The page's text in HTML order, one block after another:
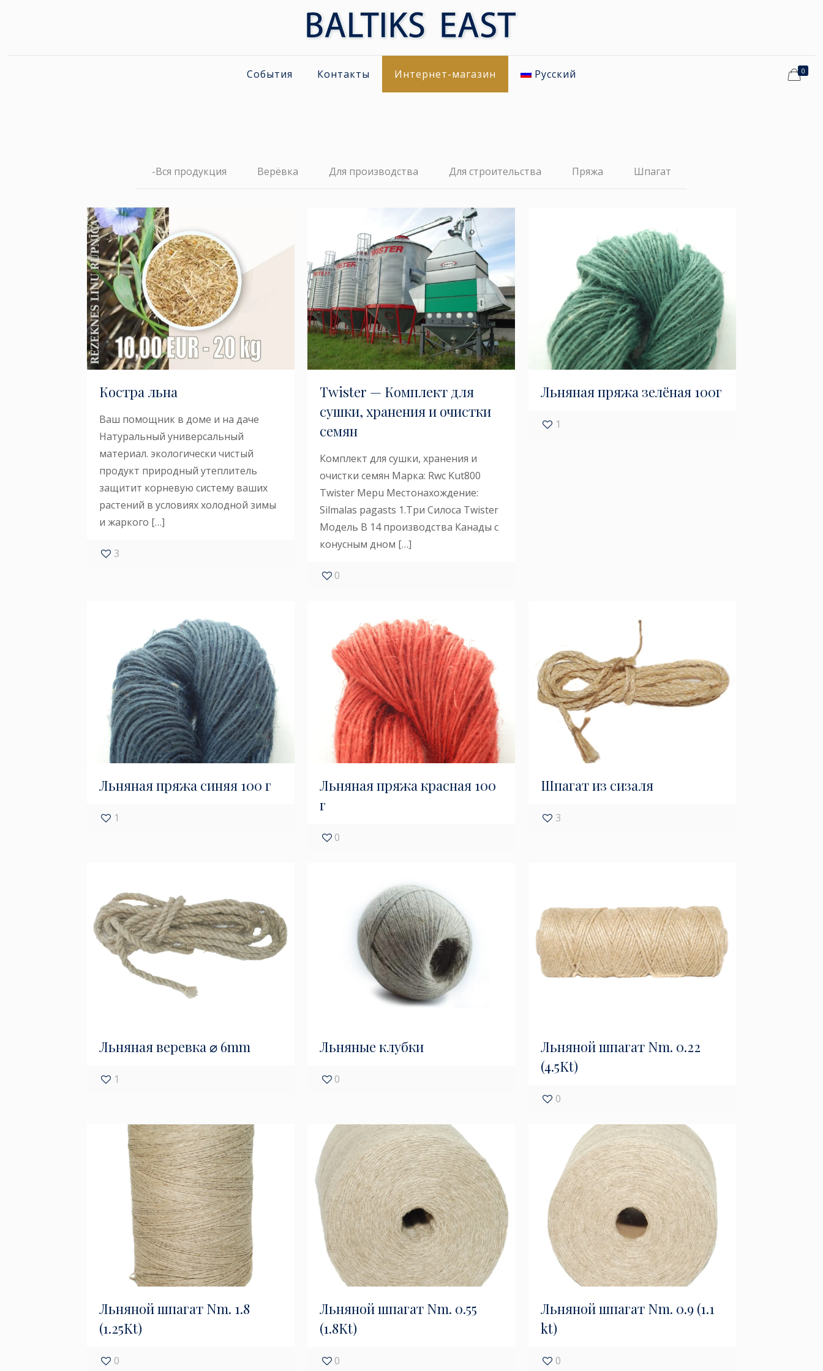
События Контакты Интернет-магазин Русский 0
-Вся продукция Верёвка Для производства Для строительства Пряжа Шпагат
Костра льна
Ваш помощник в доме и на даче
Натуральный универсальный
материал. экологически чистый
продукт природный утеплитель
защитит корневую систему ваших
растений в условиях холодной зимы
и жаркого […]
3
Twister — Комплект для
сушки, хранения и очистки
семян
Комплект для сушки, хранения и
очистки семян Марка: Rwc Kut800
Twister Mepu Местонахождение:
Silmalas pagasts 1.Три Силоса Twister
Модель В 14 производства Канады с
конусным дном […]
0
Льняная пряжа зелёная 100г
1
Льняная пряжа синяя 100 г
1
Льняная пряжа красная 100
г
0
Шпагат из сизаля
3
Льняная веревка ⌀ 6mm
1
Льняные клубки
0
Льняной шпагат Nm. 0.22
(4.5Kt)
0
Льняной шпагат Nm. 1.8
(1.25Kt)
0
Льняной шпагат Nm. 0.55
(1.8Kt)
0
Льняной шпагат Nm. 0.9 (1.1
kt)
0